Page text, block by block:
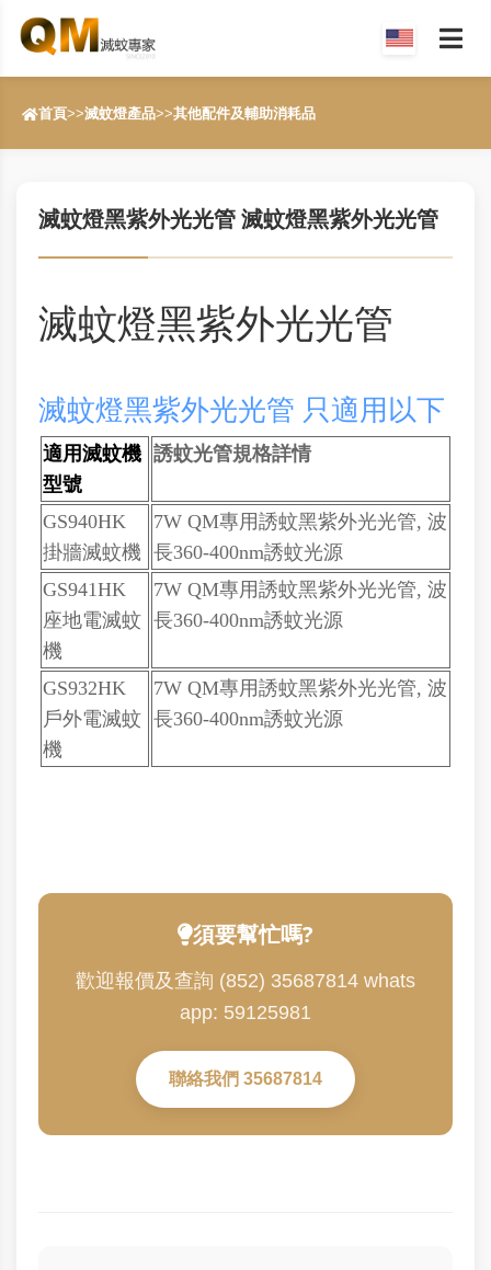
首頁>>滅蚊燈產品>>其他配件及輔助消耗品
滅蚊燈黑紫外光光管 滅蚊燈黑紫外光光管
滅蚊燈黑紫外光光管
滅蚊燈黑紫外光光管 只適用以下
三款滅蚊機
適用滅蚊機
型號
誘蚊光管規格詳情
GS940HK
掛牆滅蚊機
7W QM專用誘蚊黑紫外光光管, 波
長360-400nm誘蚊光源
GS941HK
座地電滅蚊
機
7W QM專用誘蚊黑紫外光光管, 波
長360-400nm誘蚊光源
GS932HK
戶外電滅蚊
機
7W QM專用誘蚊黑紫外光光管, 波
長360-400nm誘蚊光源
須要幫忙嗎?
歡迎報價及查詢 (852) 35687814 whats
app: 59125981
聯絡我們 35687814